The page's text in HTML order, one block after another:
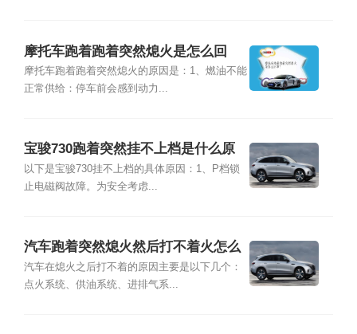
摩托车跑着跑着突然熄火是怎么回
事？
摩托车跑着跑着突然熄火的原因是：1、燃油不能
正常供给：停车前会感到动力...
宝骏730跑着突然挂不上档是什么原
因?
以下是宝骏730挂不上档的具体原因：1、P档锁
止电磁阀故障。为安全考虑...
汽车跑着突然熄火然后打不着火怎么
回事？
汽车在熄火之后打不着的原因主要是以下几个：
点火系统、供油系统、进排气系...